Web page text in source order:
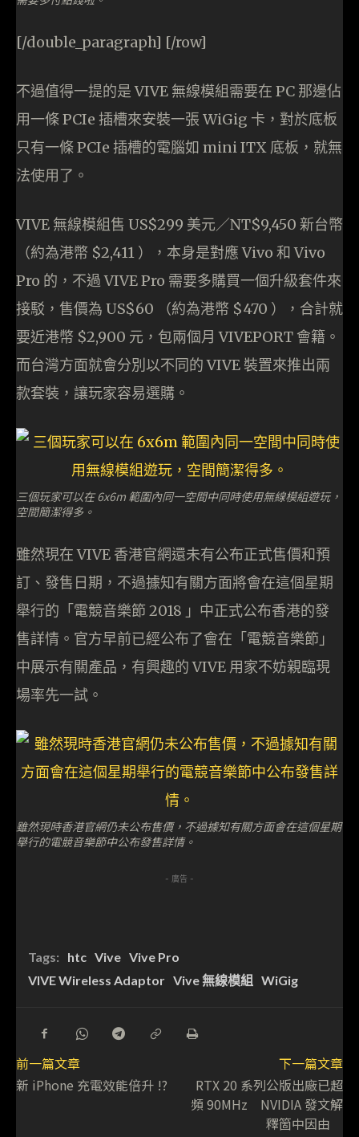
[/double_paragraph] [/row]
不過值得一提的是 VIVE 無線模組需要在 PC 那邊佔
用一條 PCIe 插槽來安裝一張 WiGig 卡，對於底板
只有一條 PCIe 插槽的電腦如 mini ITX 底板，就無
法使用了。
VIVE 無線模組售 US$299 美元／NT$9,450 新台幣
（約為港幣 $2,411 ），本身是對應 Vivo 和 Vivo
Pro 的，不過 VIVE Pro 需要多購買一個升級套件來
接駁，售價為 US$60 （約為港幣 $470 ），合計就
要近港幣 $2,900 元，包兩個月 VIVEPORT 會籍。
而台灣方面就會分別以不同的 VIVE 裝置來推出兩
款套裝，讓玩家容易選購。
三個玩家可以在 6x6m 範圍內同一空間中同時使用無線模組遊玩，
空間簡潔得多。
雖然現在 VIVE 香港官網還未有公布正式售價和預
訂、發售日期，不過據知有關方面將會在這個星期
舉行的「電競音樂節 2018 」中正式公布香港的發
售詳情。官方早前已經公布了會在「電競音樂節」
中展示有關產品，有興趣的 VIVE 用家不妨親臨現
場率先一試。
雖然現時香港官網仍未公布售價，不過據知有關方面會在這個星期
舉行的電競音樂節中公布發售詳情。
- 廣告 -
Tags: htc Vive Vive Pro
VIVE Wireless Adaptor Vive 無線模組 WiGig
前一篇文章
新 iPhone 充電效能倍升 !?
下一篇文章
RTX 20 系列公版出廠已超
頻 90MHz NVIDIA 發文解
釋箇中因由